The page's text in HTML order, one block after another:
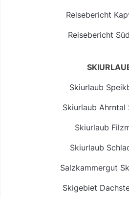
Reisebericht
Reisebericht
Skiurlaub
Skiurlaub Ahrntal
Skiurlaub
Skiurlaub
Salzkammergut
Skigebiet